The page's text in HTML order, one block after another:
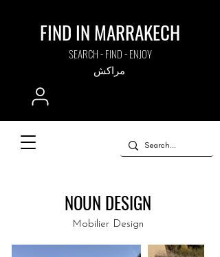
FIND IN MARRAKECH
SEARCH - FIND - ENJOY
مراكش
NOUN DESIGN
Mobilier Design